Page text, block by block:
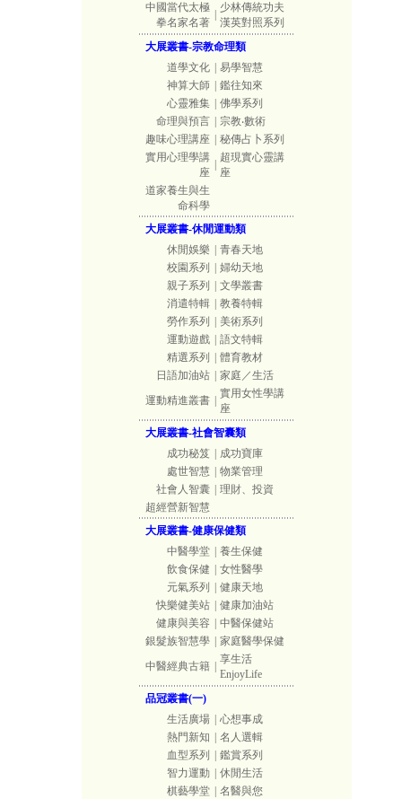
中國當代太極
拳名家名著
少林傳統功夫
漢英對照系列
大展叢書-宗教命理類
道學文化
易學智慧
神算大師
鑑往知來
心靈雅集
佛學系列
命理與預言
宗教‧數術
趣味心理講座
秘傳占卜系列
實用心理學講
座
超現實心靈講
座
道家養生與生
命科學
大展叢書-休閒運動類
休閒娛樂
青春天地
校園系列
婦幼天地
親子系列
文學叢書
消遣特輯
教養特輯
勞作系列
美術系列
運動遊戲
語文特輯
精選系列
體育教材
日語加油站
家庭／生活
運動精進叢書
實用女性學講
座
大展叢書-社會智囊類
成功秘笈
成功寶庫
處世智慧
物業管理
社會人智囊
理財、投資
超經營新智慧
大展叢書-健康保健類
中醫學堂
養生保健
飲食保健
女性醫學
元氣系列
健康天地
快樂健美站
健康加油站
健康與美容
中醫保健站
銀髮族智慧學
家庭醫學保健
中醫經典古籍
享生活
EnjoyLife
品冠叢書(一)
生活廣場
心想事成
熱門新知
名人選輯
血型系列
鑑賞系列
智力運動
休閒生活
棋藝學堂
名醫與您